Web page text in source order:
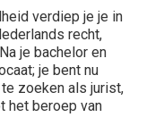
verdiep je je in
recht,
je bachelor en
je bent nu
zoeken als jurist,
het beroep van